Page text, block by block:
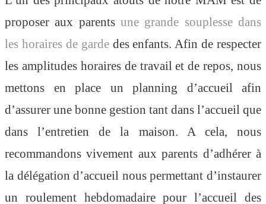
proposer aux parents une grande souplesse dans
les horaires de gardedes enfants. Afin de respecter
les amplitudes horaires de travail et de repos, nous
mettons en place un planning d’accueil afin
d’assurer une bonne gestion tant dans l’accueil que
dans l’entretien de la maison. A cela, nous
recommandons vivement aux parents d’adhérer à
la délégation d’accueil nous permettant d’instaurer
un roulement hebdomadaire pour l’accueil des